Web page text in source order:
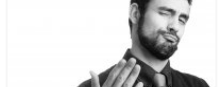
Il Master numero uno nel bike motorsport, che
trasforma la passione per le due ruote in un reale futuro
320h
Bologna